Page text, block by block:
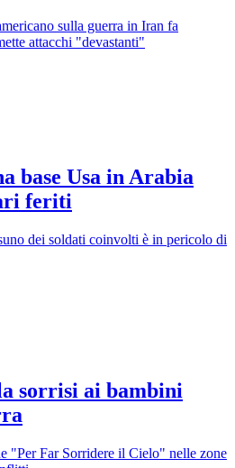
sulla guerra in Iran fa
attacchi "devastanti"
base Usa in Arabia
feriti
dei soldati coinvolti è in pericolo di
sorrisi ai bambini
"Per Far Sorridere il Cielo" nelle zone